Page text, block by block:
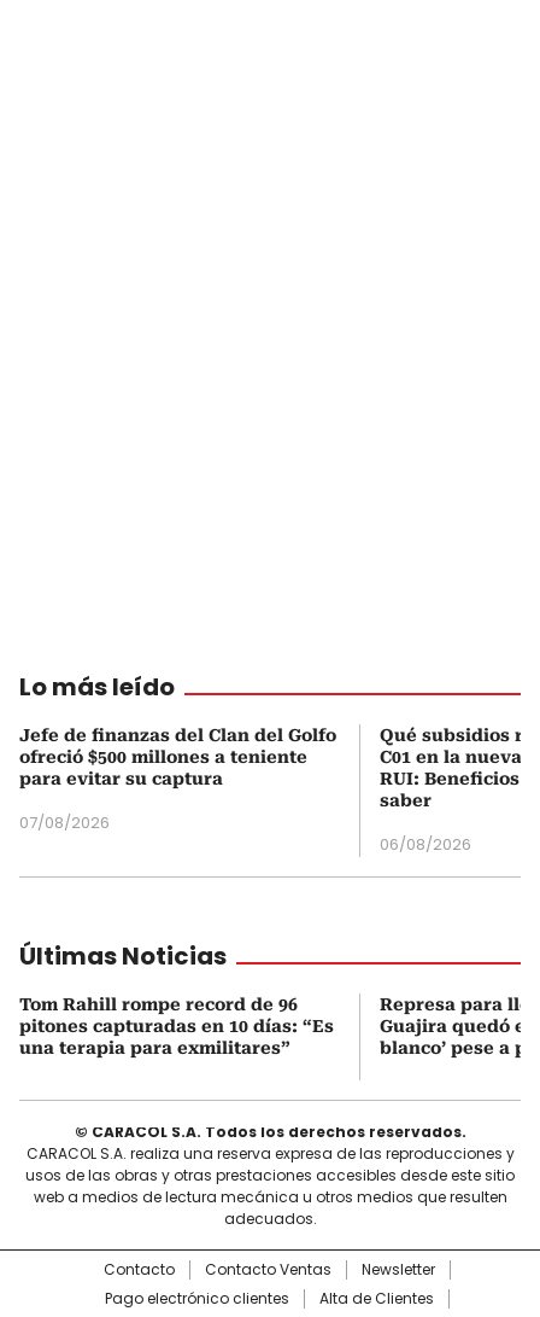
Lo más leído
Jefe de finanzas del Clan del Golfo
ofreció $500 millones a teniente
para evitar su captura
07/08/2026
Qué subsidios
C01 en la nueva
RUI: Beneficios
saber
06/08/2026
Últimas Noticias
Tom Rahill rompe record de 96
pitones capturadas en 10 días: “Es
una terapia para exmilitares”
Represa para
Guajira quedó en
blanco’ pese a
© CARACOL S.A. Todos los derechos reservados.
CARACOL S.A. realiza una reserva expresa de las reproducciones y
usos de las obras y otras prestaciones accesibles desde este sitio
web a medios de lectura mecánica u otros medios que resulten
adecuados.
Contacto Contacto Ventas
Newsletter
Pago electrónico clientes
Alta de Clientes